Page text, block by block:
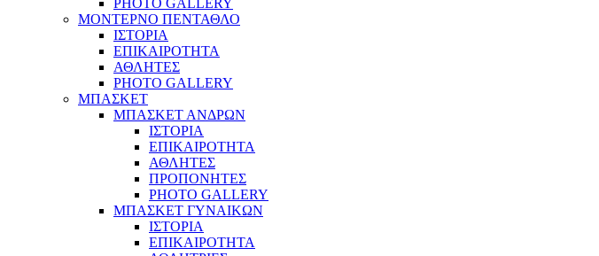
PHOTO GALLERY
ΜΟΝΤΕΡΝΟ ΠΕΝΤΑΘΛΟ
ΙΣΤΟΡΙΑ
ΕΠΙΚΑΙΡΟΤΗΤΑ
ΑΘΛΗΤΕΣ
PHOTO GALLERY
ΜΠΑΣΚΕΤ
ΜΠΑΣΚΕΤ ΑΝΔΡΩΝ
ΙΣΤΟΡΙΑ
ΕΠΙΚΑΙΡΟΤΗΤΑ
ΑΘΛΗΤΕΣ
ΠΡΟΠΟΝΗΤΕΣ
PHOTO GALLERY
ΜΠΑΣΚΕΤ ΓΥΝΑΙΚΩΝ
ΙΣΤΟΡΙΑ
ΕΠΙΚΑΙΡΟΤΗΤΑ